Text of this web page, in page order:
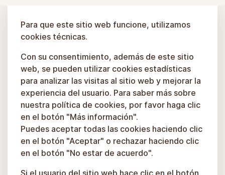
Para que este sitio web funcione, utilizamos
cookies técnicas.
Con su consentimiento, además de este sitio
web, se pueden utilizar cookies estadísticas
para analizar las visitas al sitio web y mejorar la
experiencia del usuario. Para saber más sobre
nuestra política de cookies, por favor haga clic
en el botón "Más información".
Puedes aceptar todas las cookies haciendo clic
en el botón "Aceptar" o rechazar haciendo clic
en el botón "No estar de acuerdo".
Si el usuario del sitio web hace clic en el botón